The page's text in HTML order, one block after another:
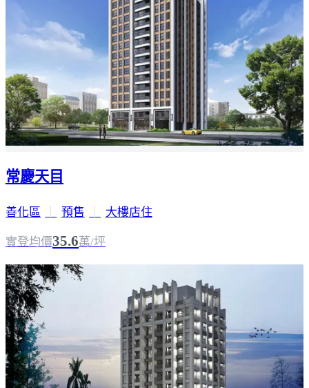
常慶天目
善化區 預售 大樓店住
實登均價35.6萬/坪